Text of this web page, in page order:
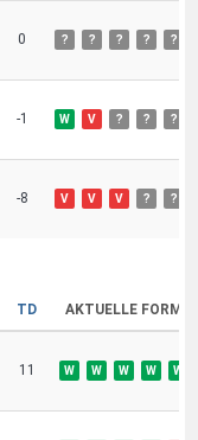
0 ? ? ? ? ?
-1 W V ? ? ?
-8 V V V ? ?
TD AKTUELLE FORM
11 W W W W W